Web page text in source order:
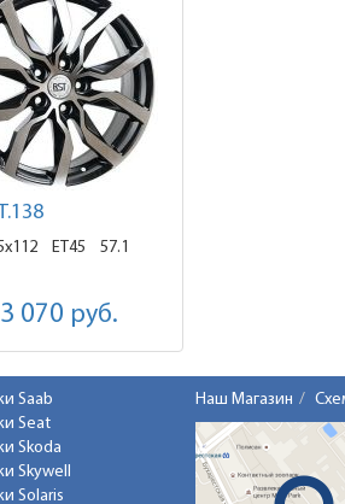
ET45
57.1
070 руб.
Saab
Seat
Skoda
Skywell
Solaris
Наш Магазин